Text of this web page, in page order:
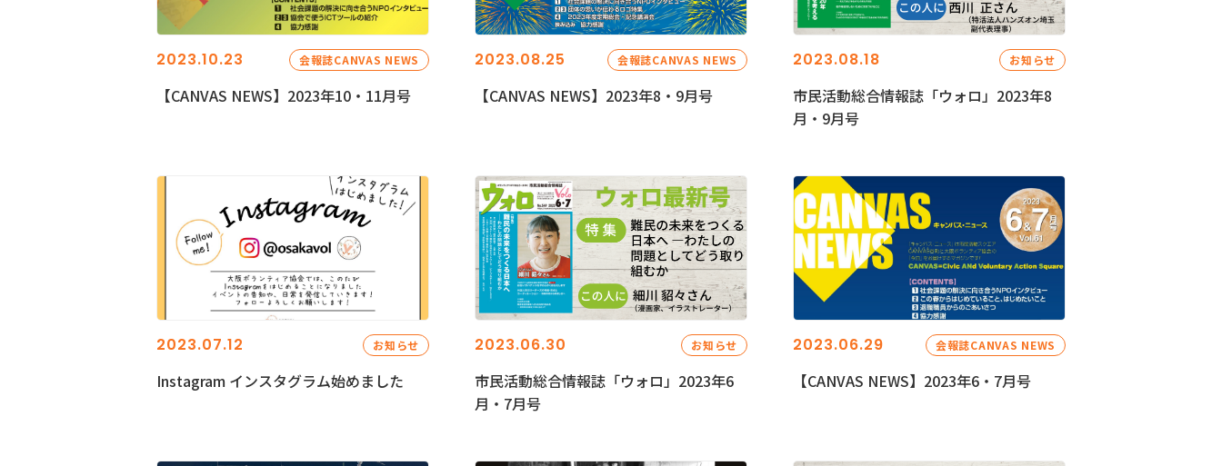
2023.10.23 会報誌CANVAS NEWS
【CANVAS NEWS】2023年10・11月号
2023.08.25 会報誌CANVAS NEWS
【CANVAS NEWS】2023年8・9月号
2023.08.18 お知らせ
市民活動総合情報誌「ウォロ」2023年8
月・9月号
2023.07.12 お知らせ
Instagram インスタグラム始めました
2023.06.30 お知らせ
市民活動総合情報誌「ウォロ」2023年6
月・7月号
2023.06.29 会報誌CANVAS NEWS
【CANVAS NEWS】2023年6・7月号